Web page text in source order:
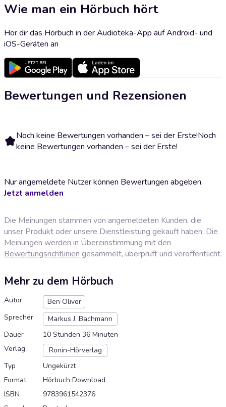
Wie man ein Hörbuch hört
Hör dir das Hörbuch in der Audioteka-App auf Android- und
iOS-Geräten an
Bewertungen und Rezensionen
Noch keine Bewertungen vorhanden – sei der Erste!Noch
keine Bewertungen vorhanden – sei der Erste!
Nur angemeldete Nutzer können Bewertungen abgeben.
Jetzt anmelden
Die Meinungen stammen von angemeldeten Kunden, die
unser Produkt oder unsere Dienstleistung gekauft haben. Die
Meinungen werden in Übereinstimmung mit den
Bewertungsrichtlinien gesammelt, überprüft und veröffentlicht.
Mehr zu dem Hörbuch
Autor
Ben Oliver
Sprecher
Markus J. Bachmann
Dauer
10 Stunden 36 Minuten
Verlag
Ronin-Hörverlag
Typ
Ungekürzt
Format
Hörbuch Download
ISBN
9783961542376